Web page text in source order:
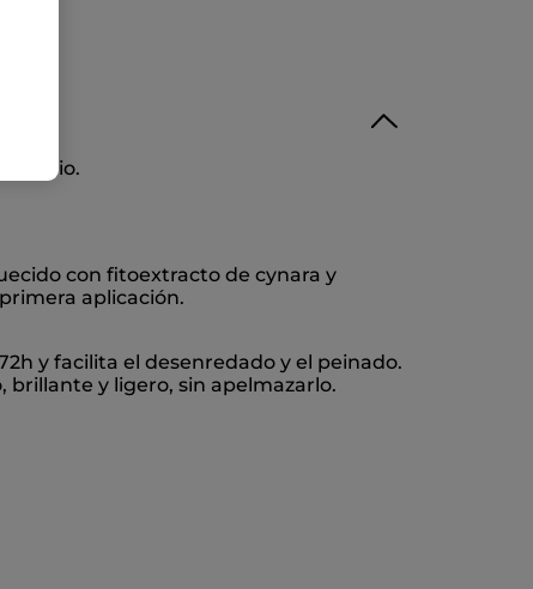
diario.
con fitoextracto de cynara y
aplicación.
y facilita el desenredado y el peinado.
brillante y ligero, sin apelmazarlo.